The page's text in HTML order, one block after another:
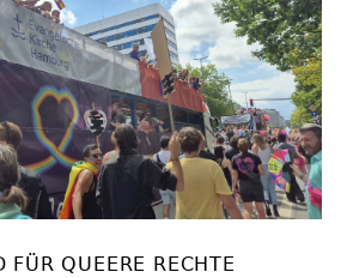
FÜR QUEERE RECHTE